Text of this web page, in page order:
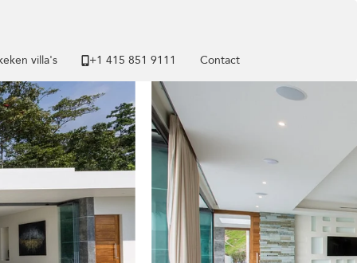
villa's +1 ​415 851 9111 Contact